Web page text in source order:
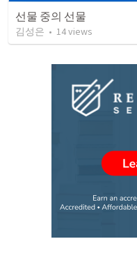
선물 중의 선물
김성은 • 14views